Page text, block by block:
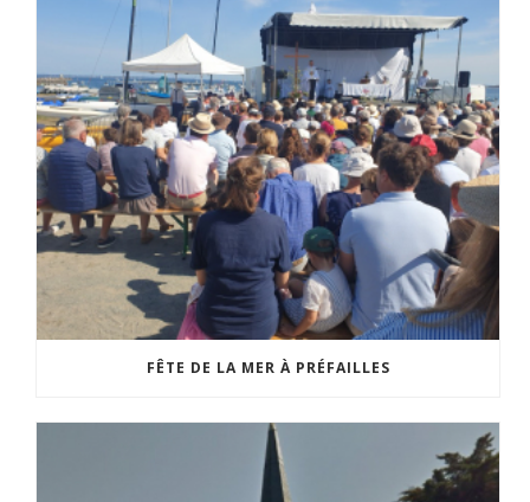
FÊTE DE LA MER À PRÉFAILLES